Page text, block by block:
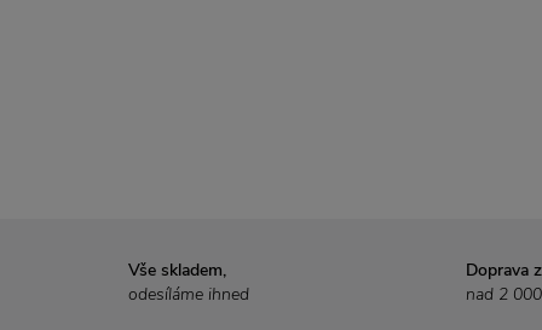
Vše skladem,
odesíláme ihned
Doprava
nad 2